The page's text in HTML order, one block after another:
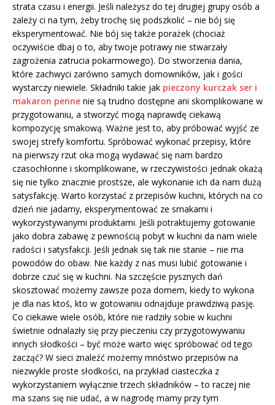
strata czasu i energii. Jeśli należysz do tej drugiej grupy osób a
zależy ci na tym, żeby trochę się podszkolić – nie bój się
eksperymentować. Nie bój się także porażek (chociaż
oczywiście dbaj o to, aby twoje potrawy nie stwarzały
zagrożenia zatrucia pokarmowego). Do stworzenia dania,
które zachwyci zarówno samych domowników, jak i gości
wystarczy niewiele. Składniki takie jak pieczony kurczak ser i
makaron penne nie są trudno dostępne ani skomplikowane w
przygotowaniu, a stworzyć mogą naprawdę ciekawą
kompozycję smakową. Ważne jest to, aby próbować wyjść ze
swojej strefy komfortu. Spróbować wykonać przepisy, które
na pierwszy rzut oka mogą wydawać się nam bardzo
czasochłonne i skomplikowane, w rzeczywistości jednak okażą
się nie tylko znacznie prostsze, ale wykonanie ich da nam dużą
satysfakcję. Warto korzystać z przepisów kuchni, których na co
dzień nie jadamy, eksperymentować ze smakami i
wykorzystywanymi produktami. Jeśli potraktujemy gotowanie
jako dobra zabawę z pewnością pobyt w kuchni da nam wiele
radości i satysfakcji. Jeśli jednak się tak nie stanie – nie ma
powodów do obaw. Nie każdy z nas musi lubić gotowanie i
dobrze czuć się w kuchni. Na szczęście pysznych dań
skosztować możemy zawsze poza domem, kiedy to wykona
je dla nas ktoś, kto w gotowaniu odnajduje prawdziwą pasję.
Co ciekawe wiele osób, które nie radziły sobie w kuchni
świetnie odnalazły się przy pieczeniu czy przygotowywaniu
innych słodkości – być może warto więc spróbować od tego
zacząć? W sieci znaleźć możemy mnóstwo przepisów na
niezwykle proste słodkości, na przykład ciasteczka z
wykorzystaniem wyłącznie trzech składników – to raczej nie
ma szans się nie udać, a w nagrodę mamy przy tym